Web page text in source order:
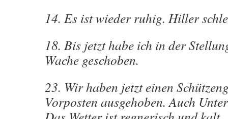
14. Es ist wieder ruhig. Hiller
18. Bis jetzt habe ich in der
Wache geschoben.
23. Wir haben jetzt einen
Vorposten ausgehoben. Auch